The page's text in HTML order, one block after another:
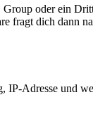
oder ein
fragt dich dann
IP-Adresse und